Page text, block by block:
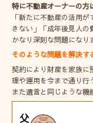
特に不動産オーナーの方
「新たに不動産の活用
きない」「成年後見人の
かなり深刻な問題になり
そのような問題を解決す
契約により財産を家族に
理や運用を今まで通り行
また遺言と同じような機